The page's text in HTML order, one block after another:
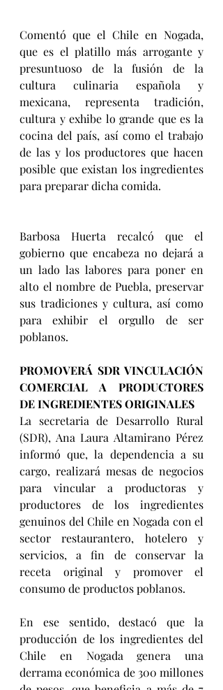
Comentó que el Chile en Nogada,
que es el platillo más arrogante y
presuntuoso de la fusión de la
cultura culinaria española y
mexicana, representa tradición,
cultura y exhibe lo grande que es la
cocina del país, así como el trabajo
de las y los productores que hacen
posible que existan los ingredientes
para preparar dicha comida.
Barbosa Huerta recalcó que el
gobierno que encabeza no dejará a
un lado las labores para poner en
alto el nombre de Puebla, preservar
sus tradiciones y cultura, así como
para exhibir el orgullo de ser
poblanos.
PROMOVERÁ SDR VINCULACIÓN
COMERCIAL A PRODUCTORES
DE INGREDIENTES ORIGINALES
La secretaria de Desarrollo Rural
(SDR), Ana Laura Altamirano Pérez
informó que, la dependencia a su
cargo, realizará mesas de negocios
para vincular a productoras y
productores de los ingredientes
genuinos del Chile en Nogada con el
sector restaurantero, hotelero y
servicios, a fin de conservar la
receta original y promover el
consumo de productos poblanos.
En ese sentido, destacó que la
producción de los ingredientes del
Chile en Nogada genera una
derrama económica de 300 millones